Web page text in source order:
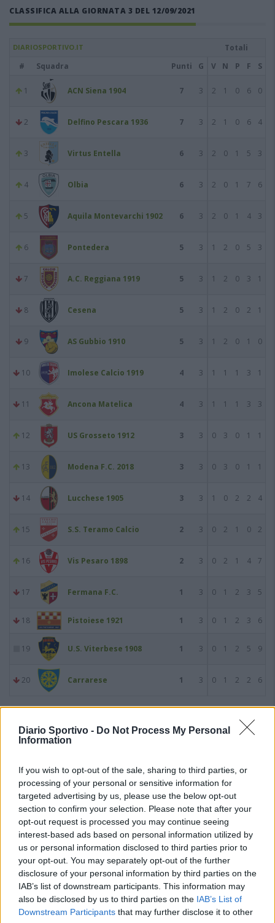
Diario Sportivo - Do Not Process My Personal
Information
If you wish to opt-out of the sale, sharing to third parties, or
processing of your personal or sensitive information for
targeted advertising by us, please use the below opt-out
section to confirm your selection. Please note that after your
opt-out request is processed you may continue seeing
interest-based ads based on personal information utilized by
us or personal information disclosed to third parties prior to
your opt-out. You may separately opt-out of the further
disclosure of your personal information by third parties on the
IAB’s list of downstream participants. This information may
also be disclosed by us to third parties on the IAB’s List of
Downstream Participants that may further disclose it to other
CLASSIFICA ALLA GIORNATA 3 DEL 12/09/2021
DIARIOSPORTIVO.IT
Totali
#
Squadra Punti G V N P F S
1 ACN Siena 1904 7 3 2 1 0 6 0
2 Delfino Pescara 1936 7 3 2 1 0 6 4
3 Virtus Entella 6 3 2 0 1 5 3
4 Olbia 6 3 2 0 1 7 6
5 Aquila Montevarchi 1902 6 3 2 0 1 4 3
6 Pontedera 5 3 1 2 0 5 3
7 A.C. Reggiana 1919 5 3 1 2 0 3 1
8 Cesena 5 3 1 2 0 2 1
9 AS Gubbio 1910 5 3 1 2 0 1 0
10 Imolese Calcio 1919 4 3 1 1 1 3 1
11 Ancona Matelica 4 3 1 1 1 3 3
12 US Grosseto 1912 3 3 0 3 0 1 1
13 Modena F.C. 2018 3 3 0 3 0 1 1
14 Lucchese 1905 3 3 1 0 2 2 4
15 S.S. Teramo Calcio 2 3 0 2 1 0 2
16 Vis Pesaro 1898 2 3 0 2 1 4 7
17 Fermana F.C. 1 3 0 1 2 3 5
18 Pistoiese 1921 1 3 0 1 2 3 6
19 U.S. Viterbese 1908 1 3 0 1 2 5 9
20 Carrarese 1 3 0 1 2 2 6
Giornata 312/09/2021